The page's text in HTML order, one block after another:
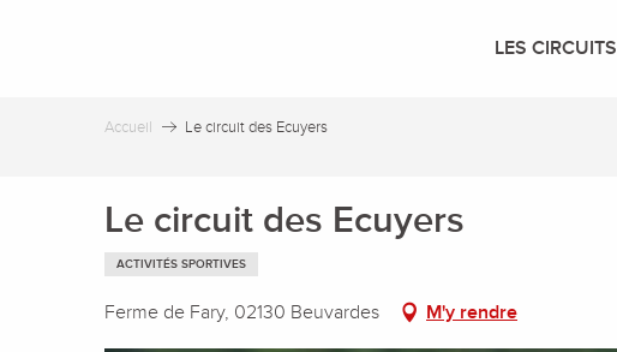
LES CIRCUITS
Accueil Le circuit des Ecuyers
Le circuit des Ecuyers
ACTIVITÉS SPORTIVES
Ferme de Fary, 02130 Beuvardes M'y rendre